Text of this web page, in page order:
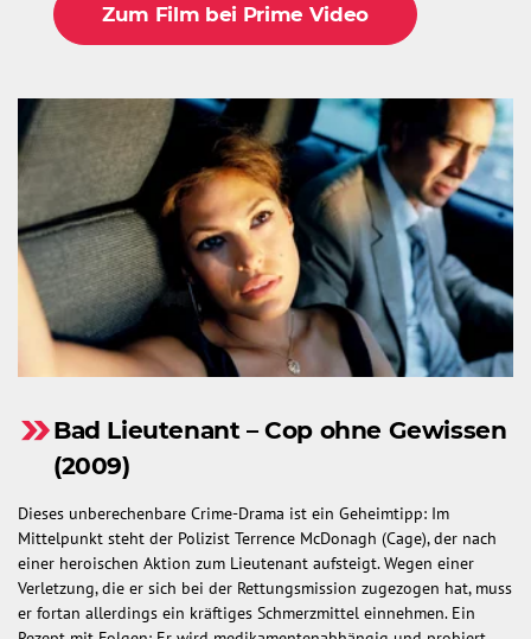
Zum Film bei Prime Video
Bad Lieutenant – Cop ohne Gewissen
(2009)
Dieses unberechenbare Crime-Drama ist ein Geheimtipp: Im
Mittelpunkt steht der Polizist Terrence McDonagh (Cage), der nach
einer heroischen Aktion zum Lieutenant aufsteigt. Wegen einer
Verletzung, die er sich bei der Rettungsmission zugezogen hat, muss
er fortan allerdings ein kräftiges Schmerzmittel einnehmen. Ein